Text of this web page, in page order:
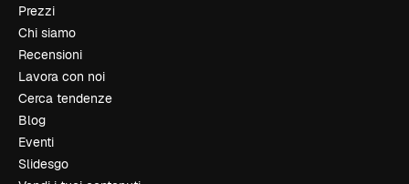
Prezzi
Chi siamo
Recensioni
Lavora con noi
Cerca tendenze
Blog
Eventi
Slidesgo